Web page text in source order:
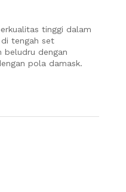
tinggi dalam
di tengah set
beludru dengan
pola damask.